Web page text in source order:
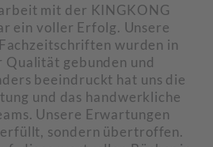
mit der KINGKONG
ein voller Erfolg. Unsere
wurden in
gebunden und
beeindruckt hat uns die
und das handwerkliche
Unsere Erwartungen
sondern übertroffen.